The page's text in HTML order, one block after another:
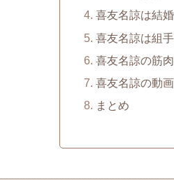
喜友名諒は結
喜友名諒は組
喜友名諒の筋
喜友名諒の動画
まとめ